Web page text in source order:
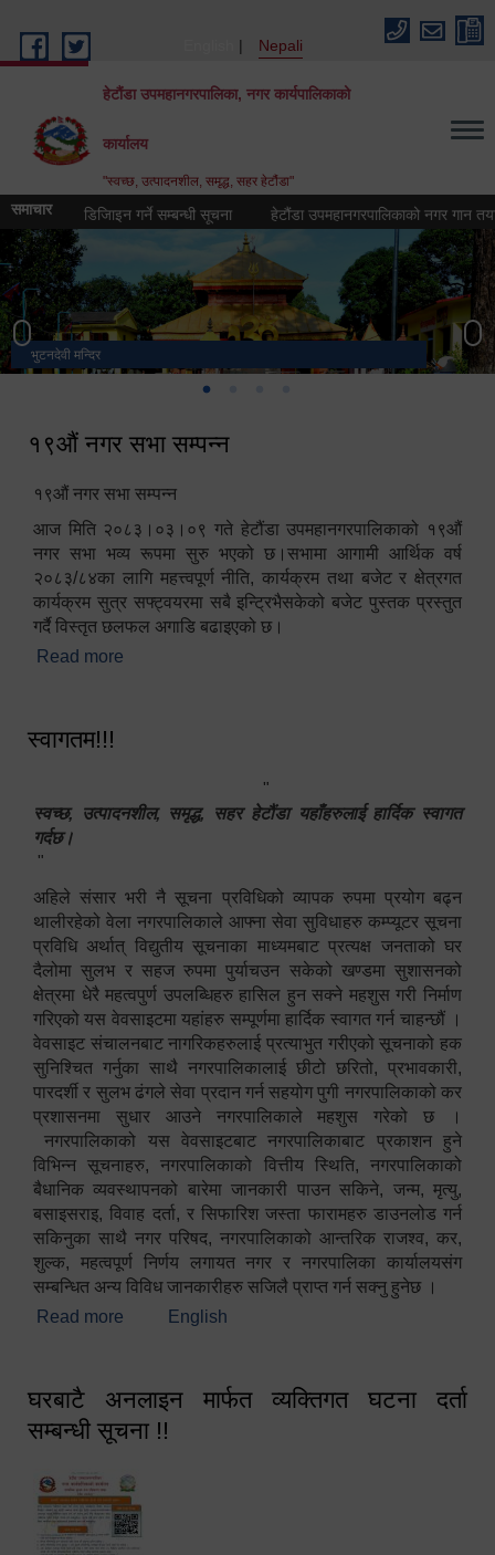
Nepali
हेटौंडा उपमहानगरपालिका, नगर कार्यपालिकाको
कार्यालय
"स्वच्छ, उत्पादनशील, समृद्ध, सहर हेटौंडा"
समाचारडिजिाइन गर्ने सम्बन्धी सूचना हेटौंडा उपमहानगरपालिकाको नगर गान तयार गर्ने
भुटनदेवी मन्दिर
स्मारक
हेटौंडा उपमहानगरपालिका नगर कार्यपालिकाको कार्यालय
मनकामना डाँडाबाट देखिएको दृश्य
१९औं नगर सभा सम्पन्न
१९औं नगर सभा सम्पन्न
आज मिति २०८३।०३।०९ गते हेटौंडा उपमहानगरपालिकाको १९औं
नगर सभा भव्य रूपमा सुरु भएको छ।सभामा आगामी आर्थिक वर्ष
२०८३/८४का लागि महत्त्वपूर्ण नीति, कार्यक्रम तथा बजेट र क्षेत्रगत
कार्यक्रम सुत्र सफ्ट्वयरमा सबै इन्ट्रिभैसकेको बजेट पुस्तक प्रस्तुत
गर्दै विस्तृत छलफल अगाडि बढाइएको छ।
Read more
स्वागतम!!!
"
स्वच्छ, उत्पादनशील, समृद्ध, सहर हेटौंडा यहाँहरुलाई हार्दिक स्वागत
गर्दछ।
"
अहिले संसार भरी नै सूचना प्रविधिको व्यापक रुपमा प्रयोग बढ्न
थालीरहेको वेला नगरपालिकाले आफ्ना सेवा सुविधाहरु कम्प्यूटर सूचना
प्रविधि अर्थात् विद्युतीय सूचनाका माध्यमबाट प्रत्यक्ष जनताको घर
दैलोमा सुलभ र सहज रुपमा पुर्याचउन सकेको खण्डमा सुशासनको
क्षेत्रमा धेरै महत्वपुर्ण उपलब्धिहरु हासिल हुन सक्ने महशुस गरी निर्माण
गरिएको यस वेवसाइटमा यहांहरु सम्पूर्णमा हार्दिक स्वागत गर्न चाहन्छौं ।
वेवसाइट संचालनबाट नागरिकहरुलाई प्रत्याभुत गरीएको सूचनाको हक
सुनिश्चित गर्नुका साथै नगरपालिकालाई छीटो छरितो, प्रभावकारी,
पारदर्शी र सुलभ ढंगले सेवा प्रदान गर्न सहयोग पुगी नगरपालिकाको कर
प्रशासनमा सुधार आउने नगरपालिकाले महशुस गरेको छ ।
नगरपालिकाको यस वेवसाइटबाट नगरपालिकाबाट प्रकाशन हुने
विभिन्न सूचनाहरु, नगरपालिकाको वित्तीय स्थिति, नगरपालिकाको
बैधानिक व्यवस्थापनको बारेमा जानकारी पाउन सकिने, जन्म, मृत्यु,
बसाइसराइ, विवाह दर्ता, र सिफारिश जस्ता फारामहरु डाउनलोड गर्न
सकिनुका साथै नगर परिषद, नगरपालिकाको आन्तरिक राजश्व, कर,
शुल्क, महत्वपूर्ण निर्णय लगायत नगर र नगरपालिका कार्यालयसंग
सम्बन्धित अन्य विविध जानकारीहरु सजिलै प्राप्त गर्न सक्नु हुनेछ ।
Read more about स्वागतम!!!
English
घरबाटै अनलाइन मार्फत व्यक्तिगत घटना दर्ता
सम्बन्धी सूचना !!